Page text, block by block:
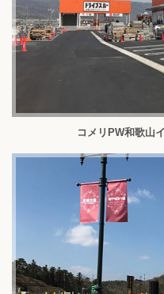
コメリPW和歌山